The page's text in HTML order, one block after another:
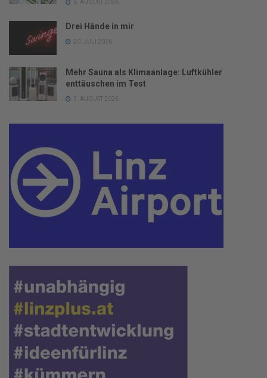
6. AUGUST 2026
Drei Hände in mir
20. JULI 2026
Mehr Sauna als Klimaanlage: Luftkühler
enttäuschen im Test
5. AUGUST 2026